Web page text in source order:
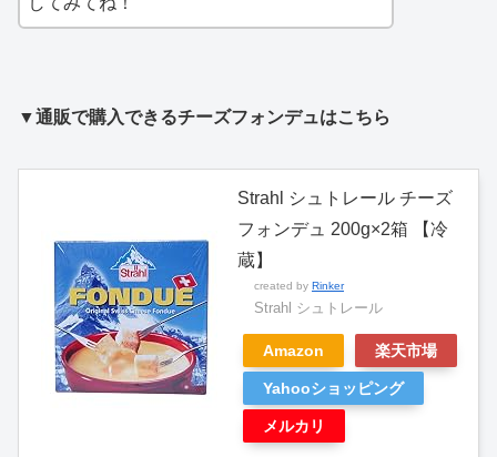
▼通販で購入できるチーズフォンデュはこちら
Strahl シュトレール チーズ
フォンデュ 200g×2箱 【冷
蔵】
created by Rinker
Strahl シュトレール
Amazon 楽天市場
Yahooショッピング
メルカリ